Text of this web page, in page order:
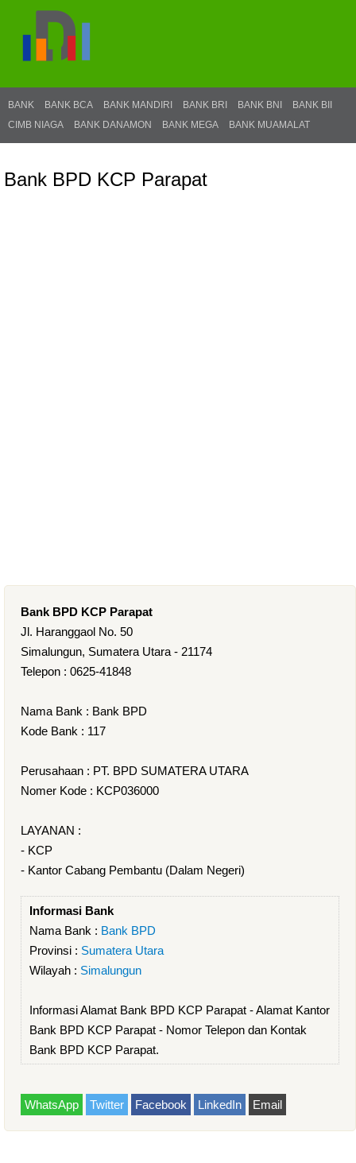
BANK BANK BCA BANK MANDIRI BANK BRI BANK BNI
BANK BII
CIMB NIAGA
BANK DANAMON BANK MEGA BANK MUAMALAT
Bank BPD KCP Parapat
Bank BPD KCP Parapat
Jl. Haranggaol No. 50
Simalungun, Sumatera Utara - 21174
Telepon : 0625-41848
Nama Bank : Bank BPD
Kode Bank : 117
Perusahaan : PT. BPD SUMATERA UTARA
Nomer Kode : KCP036000
LAYANAN :
- KCP
- Kantor Cabang Pembantu (Dalam Negeri)
Informasi Bank
Nama Bank : Bank BPD
Provinsi : Sumatera Utara
Wilayah : Simalungun
Informasi Alamat Bank BPD KCP Parapat - Alamat Kantor
Bank BPD KCP Parapat - Nomor Telepon dan Kontak
Bank BPD KCP Parapat.
WhatsApp Twitter Facebook LinkedIn Email